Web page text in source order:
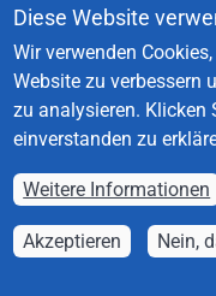
Verbrauchern oder
In diesem Abschnitt
wie wir Ihre
Zudem können Sie
Ihre Rechte im
Ihrer
Diese Website
Wir verwenden
Website zu verbessern
zu analysieren. Klicken
einverstanden zu
Weitere Informationen
Akzeptieren Nein,